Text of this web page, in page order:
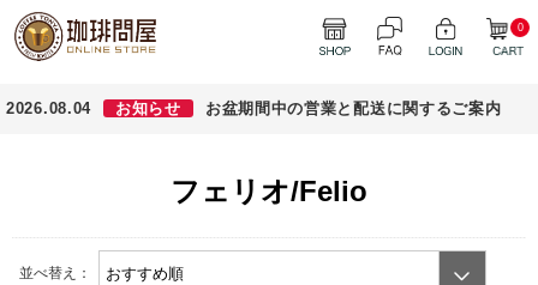
0
2026.08.04 お知らせ お盆期間中の営業と配送に関するご案内
フェリオ/Felio
並べ替え：